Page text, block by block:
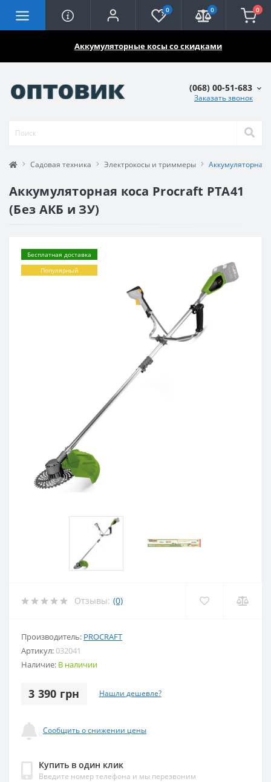
Аккумуляторные косы со скидками
0 0 0
(068) 00-51-683
Заказать звонок
Садовая техника Электрокосы и триммеры Аккумуляторная
Аккумуляторная коса Procraft PTA41
(Без АКБ и ЗУ)
Бесплатная доставка
Популярный
Отзывы: (0)
Производитель: PROCRAFT
Артикул:032041
Наличие: В наличии
3 390 грн Нашли дешевле?
Сообщить о снижении цены
Купить в один клик
Введите номер телефона и мы перезвоним